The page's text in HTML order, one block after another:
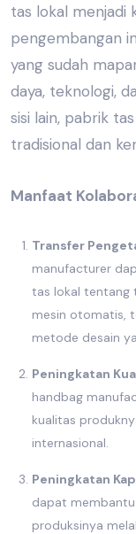
tas lokal menjadi
pengembangan
yang sudah
daya, teknologi,
sisi lain, pabrik
tradisional dan
Manfaat
Transfer
manufacturer
tas lokal tentang
mesin otomatis,
metode desain
Peningkatan
handbag
kualitas
internasional.
Peningkatan
dapat
produksinya